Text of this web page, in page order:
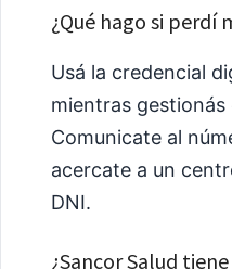
¿Qué hago si perdí
Usá la credencial
mientras gestionás
Comunicate al
acercate a un
DNI.
¿Sancor Salud